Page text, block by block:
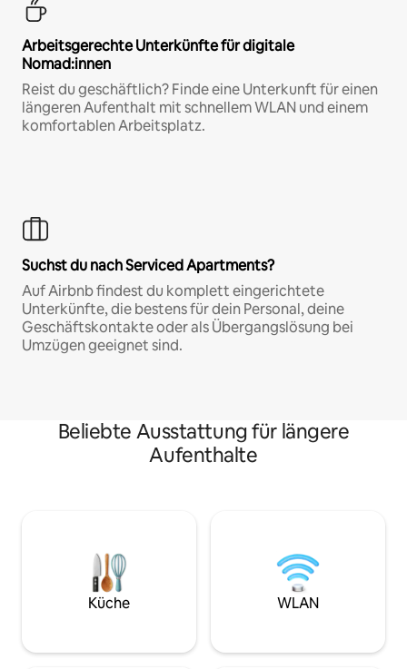
Arbeitsgerechte Unterkünfte für digitale
Nomad:innen
Reist du geschäftlich? Finde eine Unterkunft für einen
längeren Aufenthalt mit schnellem WLAN und einem
komfortablen Arbeitsplatz.
Suchst du nach Serviced Apartments?
Auf Airbnb findest du komplett eingerichtete
Unterkünfte, die bestens für dein Personal, deine
Geschäftskontakte oder als Übergangslösung bei
Umzügen geeignet sind.
Beliebte Ausstattung für längere
Aufenthalte
Küche WLAN